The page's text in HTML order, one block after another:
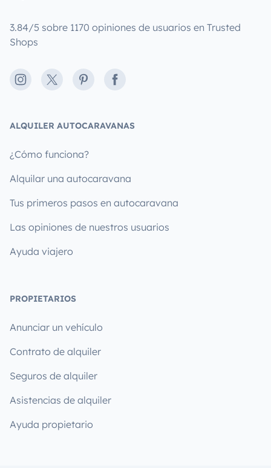
3.84/5 sobre 1170 opiniones de usuarios en Trusted
Shops
Instagram
X PinterestFacebook
ALQUILER AUTOCARAVANAS
¿Cómo funciona?
Alquilar una autocaravana
Tus primeros pasos en autocaravana
Las opiniones de nuestros usuarios
Ayuda viajero
PROPIETARIOS
Anunciar un vehículo
Contrato de alquiler
Seguros de alquiler
Asistencias de alquiler
Ayuda propietario